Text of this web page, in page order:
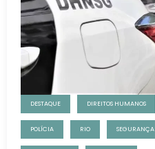
DESTAQUE DIREITOS HUMANOS
POLÍCIA RIO SEGURANÇA